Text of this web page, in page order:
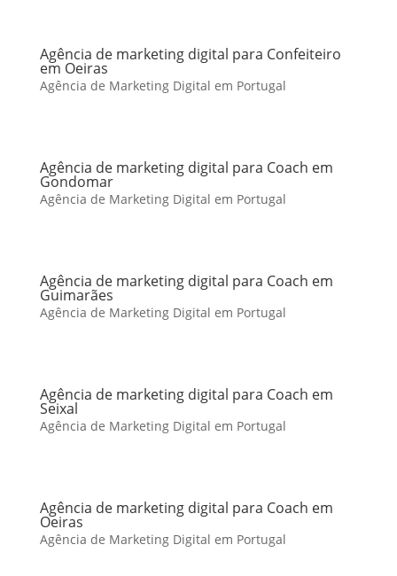
Agência de marketing digital para Confeiteiro
em Oeiras
Agência de Marketing Digital em Portugal
Agência de marketing digital para Coach em
Gondomar
Agência de Marketing Digital em Portugal
Agência de marketing digital para Coach em
Guimarães
Agência de Marketing Digital em Portugal
Agência de marketing digital para Coach em
Seixal
Agência de Marketing Digital em Portugal
Agência de marketing digital para Coach em
Oeiras
Agência de Marketing Digital em Portugal